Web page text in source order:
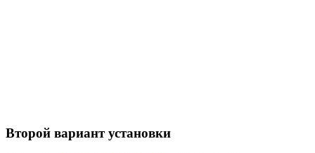
Второй вариант установки